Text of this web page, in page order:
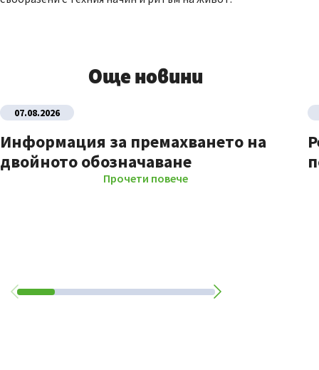
Още новини
07.08.2026
Информация за премахването на
двойното обозначаване
Прочети повече